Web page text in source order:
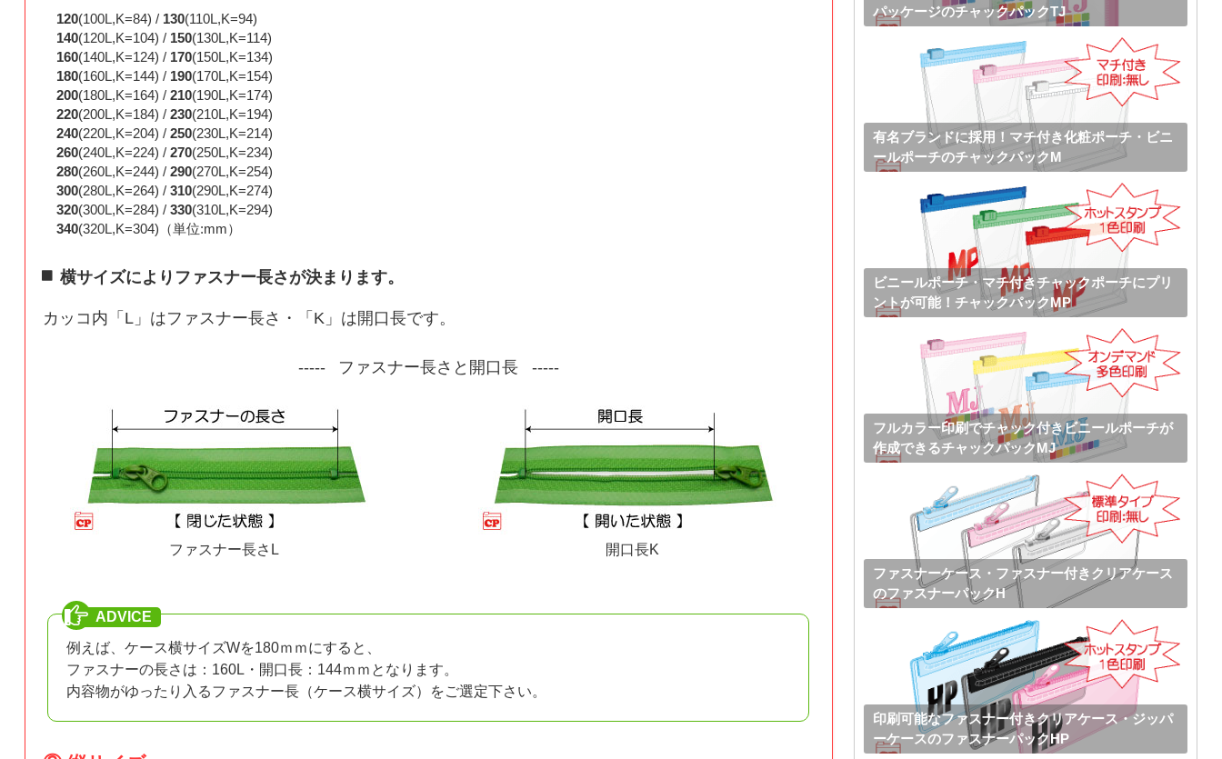
120(100L,K=84) / 130(110L,K=94)
140(120L,K=104) / 150(130L,K=114)
160(140L,K=124) / 170(150L,K=134)
180(160L,K=144) / 190(170L,K=154)
200(180L,K=164) / 210(190L,K=174)
220(200L,K=184) / 230(210L,K=194)
240(220L,K=204) / 250(230L,K=214)
260(240L,K=224) / 270(250L,K=234)
280(260L,K=244) / 290(270L,K=254)
300(280L,K=264) / 310(290L,K=274)
320(300L,K=284) / 330(310L,K=294)
340(320L,K=304)（単位:mm）
横サイズによりファスナー長さが決まります。
カッコ内「L」はファスナー長さ・「K」は開口長です。
ファスナー長さと開口長
ファスナー長さL 開口長K
例えば、ケース横サイズWを180ｍｍにすると、
ファスナーの長さは：160L・開口長：144ｍｍとなります。
内容物がゆったり入るファスナー長（ケース横サイズ）をご選定下さい。
パッケージのチャックパックTJ
有名ブランドに採用！マチ付き化粧ポーチ・ビニ
ールポーチのチャックパックM
ビニールポーチ・マチ付きチャックポーチにプリ
ントが可能！チャックパックMP
フルカラー印刷でチャック付きビニールポーチが
作成できるチャックパックMJ
ファスナーケース・ファスナー付きクリアケース
のファスナーパックH
印刷可能なファスナー付きクリアケース・ジッパ
ーケースのファスナーパックHP